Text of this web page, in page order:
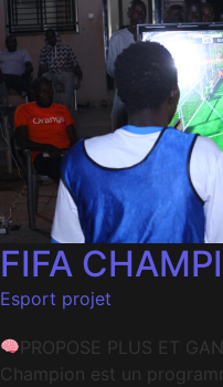
FIFA
Esport projet
PROPOSE PLUS ET
Champion est un